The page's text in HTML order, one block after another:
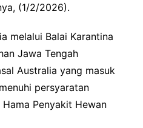
(1/2/2026).
melalui Balai Karantina
Jawa Tengah
Australia yang masuk
persyaratan
Penyakit Hewan